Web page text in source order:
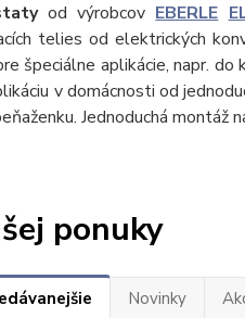
od výrobcov EBERLE
telies od elektrických
špeciálne aplikácie, napr.
v domácnosti od
Jednoduchá montáž
ponuky
Novinky